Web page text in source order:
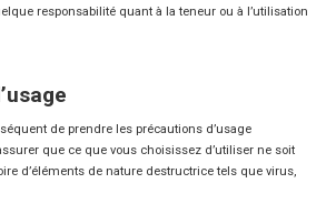
responsabilité quant à la teneur ou à l’utilisation
de prendre les précautions d’usage
que ce que vous choisissez d’utiliser ne soit
d’éléments de nature destructrice tels que virus,